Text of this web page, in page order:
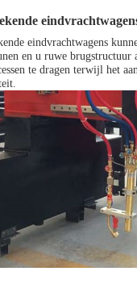
eindvrachtwagens
en u ruwe brugstructuur
te dragen terwijl het